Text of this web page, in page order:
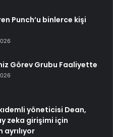
Punch’u binlerce kişi
Görev Grubu Faaliyette
yöneticisi Dean,
zeka girişimi için
ayrılıyor